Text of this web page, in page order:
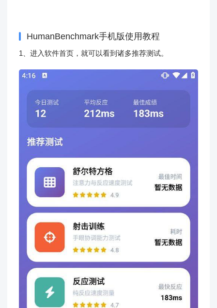
HumanBenchmark手机版使用教程
1、进入软件首页，就可以看到诸多推荐测试。